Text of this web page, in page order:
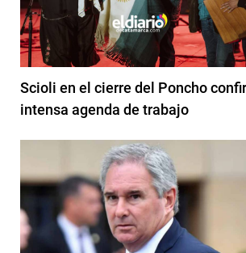
Scioli en el cierre del Poncho
intensa agenda de trabajo